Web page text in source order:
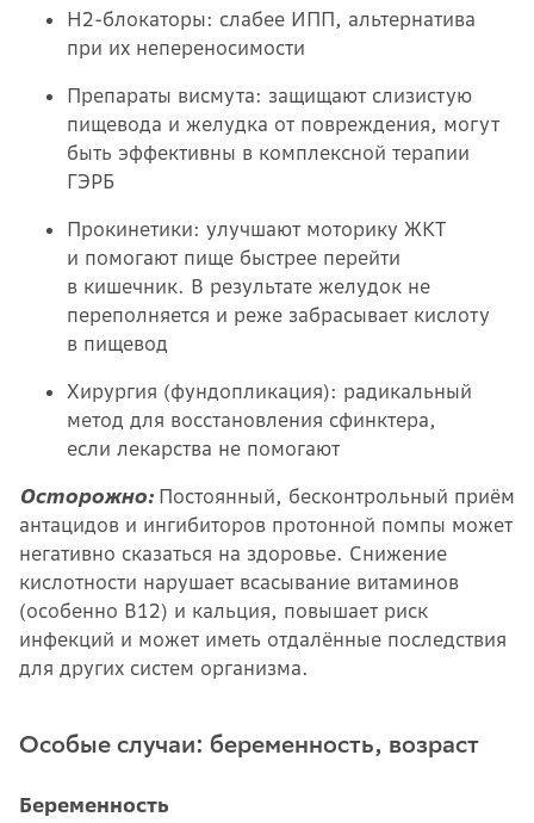
Н2-блокаторы: слабее ИПП, альтернатива
при их непереносимости
Препараты висмута: защищают слизистую
пищевода и желудка от повреждения, могут
быть эффективны в комплексной терапии
ГЭРБ
Прокинетики: улучшают моторику ЖКТ
и помогают пище быстрее перейти
в кишечник. В результате желудок не
переполняется и реже забрасывает кислоту
в пищевод
Хирургия (фундопликация): радикальный
метод для восстановления сфинктера,
если лекарства не помогают
Осторожно: Постоянный, бесконтрольный приём
антацидов и ингибиторов протонной помпы может
негативно сказаться на здоровье. Снижение
кислотности нарушает всасывание витаминов
(особенно B12) и кальция, повышает риск
инфекций и может иметь отдалённые последствия
для других систем организма.
Особые случаи: беременность, возраст
Беременность